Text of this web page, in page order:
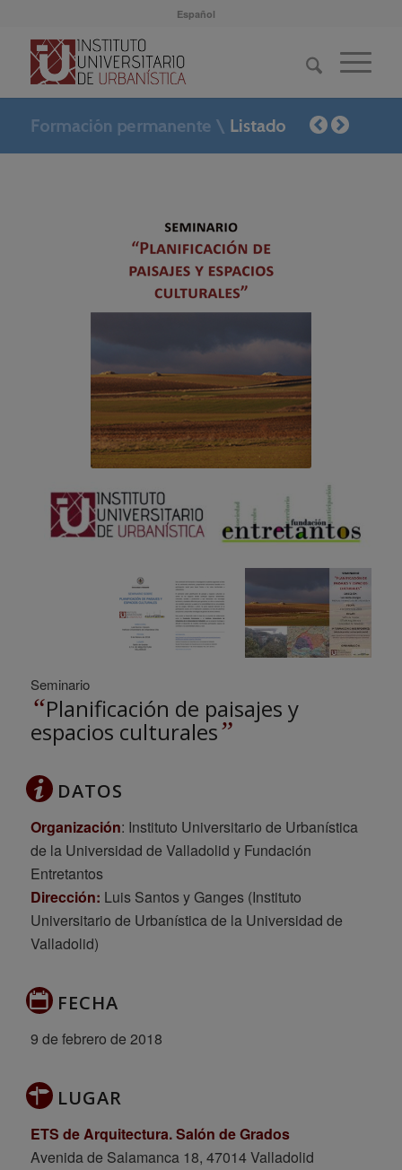
Español
Seminario
“Planificación de paisajes y
espacios culturales”
DATOS
Organización: Instituto Universitario de Urbanística
de la Universidad de Valladolid y Fundación
Entretantos
Dirección: Luis Santos y Ganges (Instituto
Universitario de Urbanística de la Universidad de
Valladolid)
FECHA
9 de febrero de 2018
LUGAR
ETS de Arquitectura. Salón de Grados
Avenida de Salamanca 18, 47014 Valladolid